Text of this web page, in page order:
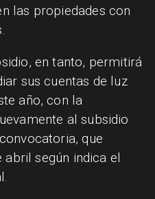
las propiedades con
en tanto, permitirá
sus cuentas de luz
año, con la
al subsidio
que
según indica el